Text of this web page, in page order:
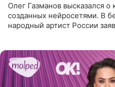
Олег Газманов высказался о
созданных нейросетями. В
народный артист России